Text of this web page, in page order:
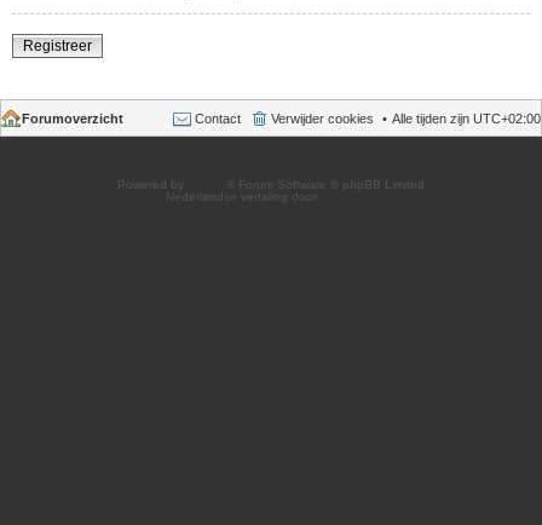
Registreer
Forumoverzicht Alle tijden zijn UTC+02:00
Verwijder cookies
Contact
Powered by
® Forum Software © phpBB Limited
Nederlandse vertaling door